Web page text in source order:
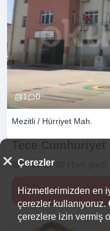
1 0
Mezitli / Hürriyet Mah.
09:00-17:00 (Tam gün)
Çerezler
Hizmetlerimizden en
çerezler kullanıyoruz.
çerezlere izin vermiş